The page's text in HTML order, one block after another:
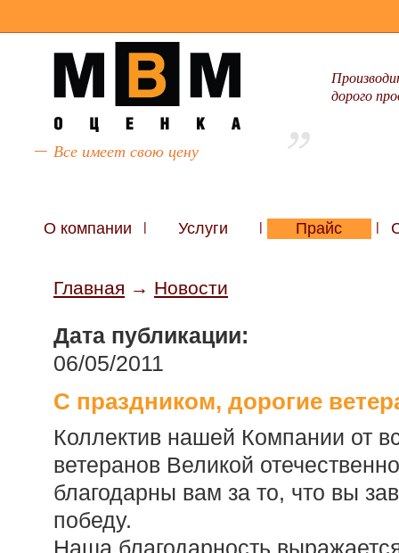
дорого
Все имеет свою цену
О компании | Услуги | Прайс |
Главная → Новости
Дата публикации:
06/05/2011
С праздником, дорогие
Коллектив нашей Компании от
ветеранов Великой
благодарны вам за то, что вы
победу.
Наша благодарность